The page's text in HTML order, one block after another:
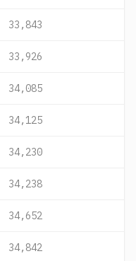
33,843
33,926
34,085
34,125
34,230
34,238
34,652
34,842